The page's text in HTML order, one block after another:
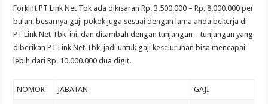
Forklift PT Link Net Tbk ada dikisaran Rp. 3.500.000 – Rp. 8.000.000 per
bulan. besarnya gaji pokok juga sesuai dengan lama anda bekerja di
PT Link Net Tbk ini, dan ditambah dengan tunjangan – tunjangan yang
diberikan PT Link Net Tbk, jadi untuk gaji keseluruhan bisa mencapai
lebih dari Rp. 10.000.000 dua digit.
NOMOR JABATAN GAJI